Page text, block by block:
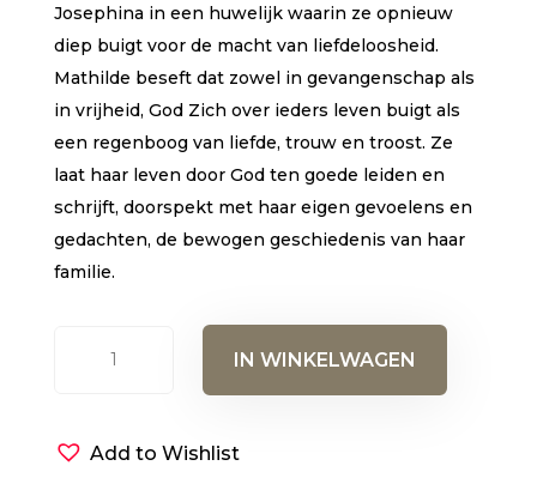
Josephina in een huwelijk waarin ze opnieuw
diep buigt voor de macht van liefdeloosheid.
Mathilde beseft dat zowel in gevangenschap als
in vrijheid, God Zich over ieders leven buigt als
een regenboog van liefde, trouw en troost. Ze
laat haar leven door God ten goede leiden en
schrijft, doorspekt met haar eigen gevoelens en
gedachten, de bewogen geschiedenis van haar
familie.
book)
IN WINKELWAGEN
Add to Wishlist